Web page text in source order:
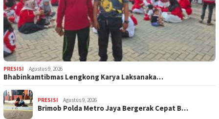
PRESISI Agustus 9, 2026
Bhabinkamtibmas Lengkong Karya Laksanaka…
PRESISI Agustus 9, 2026
Brimob Polda Metro Jaya Bergerak Cepat B…